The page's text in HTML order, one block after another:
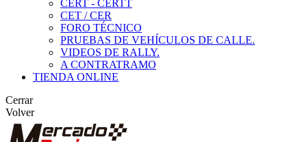
CERT - CERTT
CET / CER
FORO TÉCNICO
PRUEBAS DE VEHÍCULOS DE CALLE.
VIDEOS DE RALLY.
A CONTRATRAMO
TIENDA ONLINE
Cerrar
Volver